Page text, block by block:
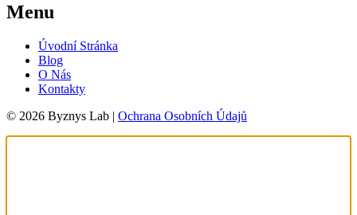
Menu
Úvodní Stránka
Blog
O Nás
Kontakty
© 2026 Byznys Lab | Ochrana Osobních Údajů